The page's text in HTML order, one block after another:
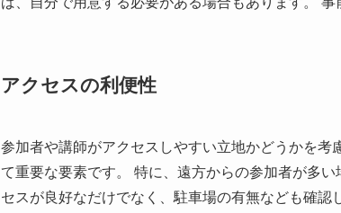
アクセスの利便性
参加者や講師がアクセスしやすい立地かどうかを
て重要な要素です。 特に、遠方からの参加者が多
セスが良好なだけでなく、駐車場の有無なども確